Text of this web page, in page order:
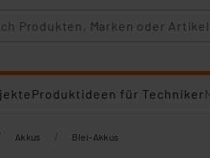
Produktideen für Techniker
Akkus / Blei-Akkus